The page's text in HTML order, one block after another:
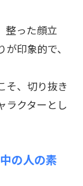
整った顔立
印象的で、
そ、切り抜き
ラクターとし
の人の素